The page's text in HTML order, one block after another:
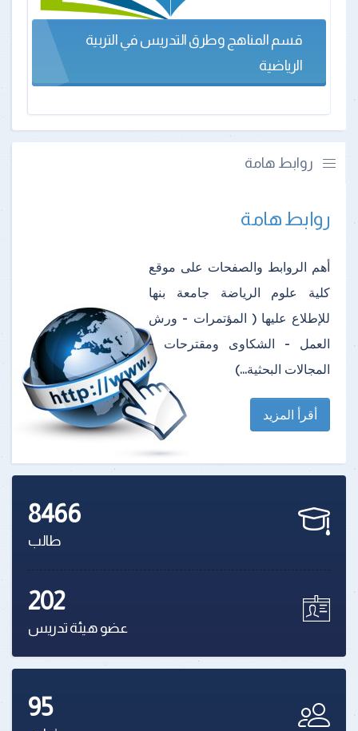
قسم المناهج وطرق التدريس في التربية
الرياضية
روابط هامة
روابط هامة
أهم الروابط والصفحات على موقع
كلية علوم الرياضة جامعة بنها
للإطلاع عليها ( المؤتمرات - ورش
العمل - الشكاوى ومقترحات -
المجالات البحثية...)
أقرأ المزيد
8466
طالب
202
عضو هيئة تدريس
95